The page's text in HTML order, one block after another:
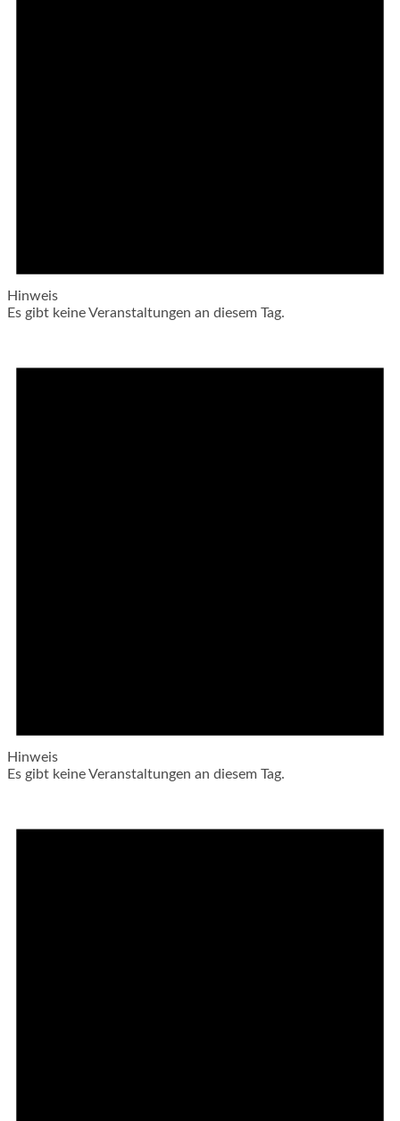
Hinweis
Es gibt keine Veranstaltungen an diesem Tag.
Hinweis
Es gibt keine Veranstaltungen an diesem Tag.